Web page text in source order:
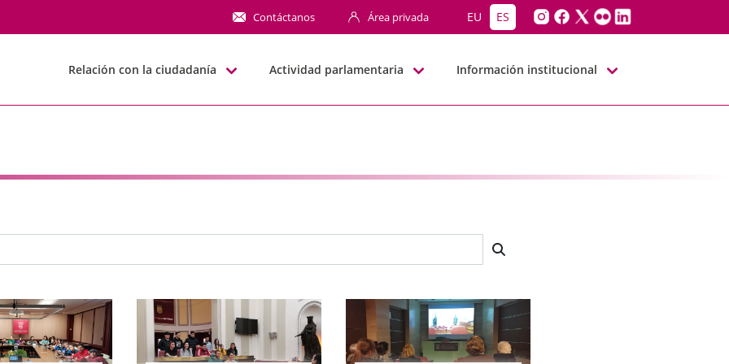
Contáctanos Área privada EU ES
Relación con la ciudadanía Actividad parlamentaria Información institucional
búsqueda